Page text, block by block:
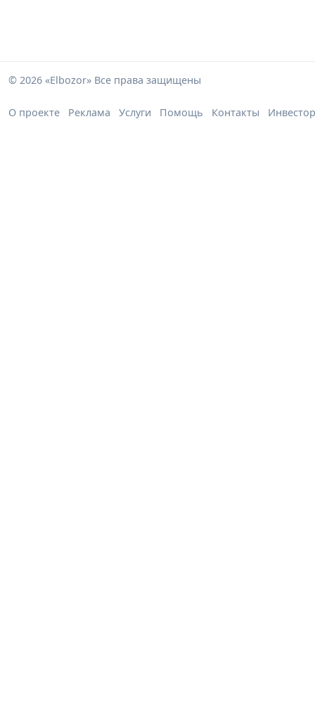
© 2026 «Elbozor» Все права защищены
О проекте Реклама Услуги Помощь Контакты